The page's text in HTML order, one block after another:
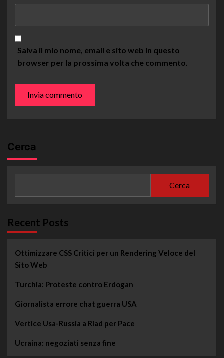
Salva il mio nome, email e sito web in questo
browser per la prossima volta che commento.
Cerca
Cerca
Recent Posts
Ottimizzare CSS Critici per un Rendering Veloce del
Sito Web
Turchia: Proteste contro Erdogan
Giornalista errore chat guerra USA
Vertice Usa-Russia a Riad per Pace
Ucraina: negoziati senza fine